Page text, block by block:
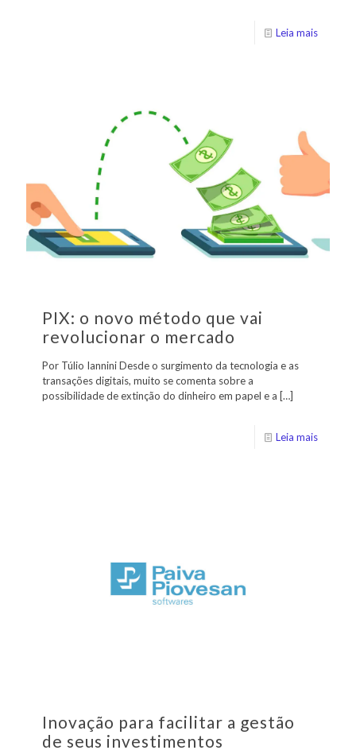
Leia mais
PIX: o novo método que vai
revolucionar o mercado
Por Túlio Iannini Desde o surgimento da tecnologia e as
transações digitais, muito se comenta sobre a
possibilidade de extinção do dinheiro em papel e a […]
Leia mais
Inovação para facilitar a gestão
de seus investimentos